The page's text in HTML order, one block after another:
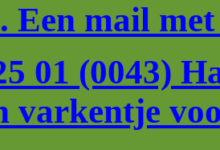
Een mail
01 (0043)
varkentje